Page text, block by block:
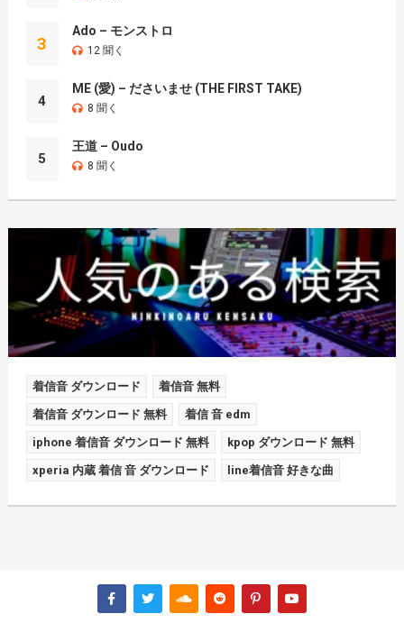
3
Ado – モンストロ
12 聞く
4
ME (愛) – ださいませ (THE FIRST TAKE)
8 聞く
5
王道 – Oudo
8 聞く
着信音 ダウンロード 着信音 無料
着信音 ダウンロード 無料 着信 音 edm
iphone 着信音 ダウンロード 無料 kpop ダウンロード 無料
xperia 内蔵 着信 音 ダウンロード line着信音 好きな曲